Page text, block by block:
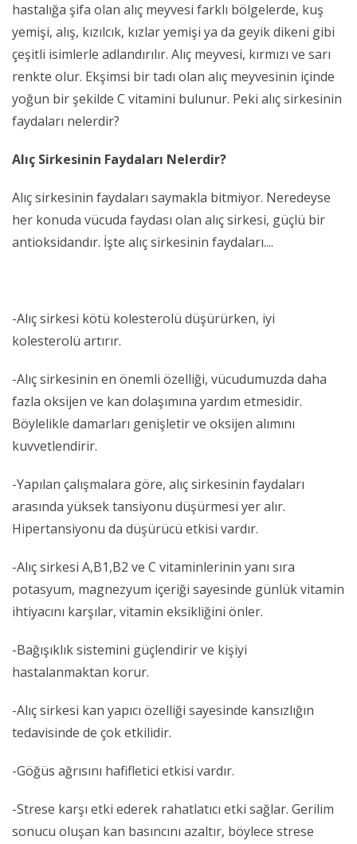
hastalığa şifa olan alıç meyvesi farklı bölgelerde, kuş
yemişi, alış, kızılcık, kızlar yemişi ya da geyik dikeni gibi
çeşitli isimlerle adlandırılır. Alıç meyvesi, kırmızı ve sarı
renkte olur. Ekşimsi bir tadı olan alıç meyvesinin içinde
yoğun bir şekilde C vitamini bulunur. Peki alıç sirkesinin
faydaları nelerdir?
Alıç Sirkesinin Faydaları Nelerdir?
Alıç sirkesinin faydaları saymakla bitmiyor. Neredeyse
her konuda vücuda faydası olan alıç sirkesi, güçlü bir
antioksidandır. İşte alıç sirkesinin faydaları....
-Alıç sirkesi kötü kolesterolü düşürürken, iyi
kolesterolü artırır.
-Alıç sirkesinin en önemli özelliği, vücudumuzda daha
fazla oksijen ve kan dolaşımına yardım etmesidir.
Böylelikle damarları genişletir ve oksijen alımını
kuvvetlendirir.
-Yapılan çalışmalara göre, alıç sirkesinin faydaları
arasında yüksek tansiyonu düşürmesi yer alır.
Hipertansiyonu da düşürücü etkisi vardır.
-Alıç sirkesi A,B1,B2 ve C vitaminlerinin yanı sıra
potasyum, magnezyum içeriği sayesinde günlük vitamin
ihtiyacını karşılar, vitamin eksikliğini önler.
-Bağışıklık sistemini güçlendirir ve kişiyi
hastalanmaktan korur.
-Alıç sirkesi kan yapıcı özelliği sayesinde kansızlığın
tedavisinde de çok etkilidir.
-Göğüs ağrısını hafifletici etkisi vardır.
-Strese karşı etki ederek rahatlatıcı etki sağlar. Gerilim
sonucu oluşan kan basıncını azaltır, böylece strese